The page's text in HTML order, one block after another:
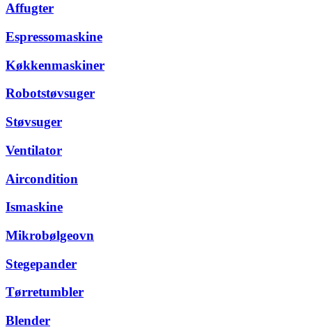
Affugter
Espressomaskine
Køkkenmaskiner
Robotstøvsuger
Støvsuger
Ventilator
Aircondition
Ismaskine
Mikrobølgeovn
Stegepander
Tørretumbler
Blender